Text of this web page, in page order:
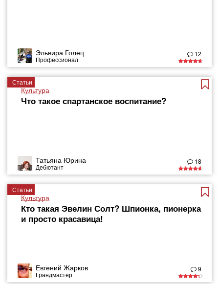
Эльвира Голец
Профессионал
12
Статьи
Культура
Что такое спартанское воспитание?
Татьяна Юрина
Дебютант
18
Статьи
Культура
Кто такая Эвелин Солт? Шпионка, пионерка
и просто красавица!
Евгений Жарков
Грандмастер
9